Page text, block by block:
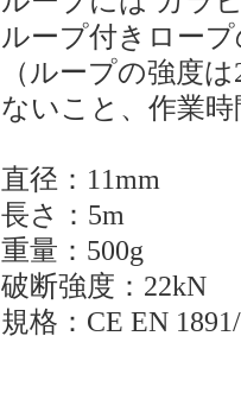
ループ付きロー
（ループの強度
ないこと、作業
直径：11mm
長さ：5m
重量：500g
破断強度：22kN
規格：CE EN